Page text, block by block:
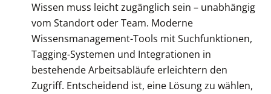
Wissen muss leicht zugänglich sein – unabhängig
vom Standort oder Team. Moderne
Wissensmanagement-Tools mit Suchfunktionen,
Tagging-Systemen und Integrationen in
bestehende Arbeitsabläufe erleichtern den
Zugriff. Entscheidend ist, eine Lösung zu wählen,